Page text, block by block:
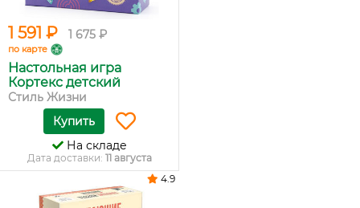
1 591 ₽ 1 675 ₽
по карте
Настольная игра
Кортекс детский
Стиль Жизни
Купить
На складе
Дата доставки: 11 августа
4.9